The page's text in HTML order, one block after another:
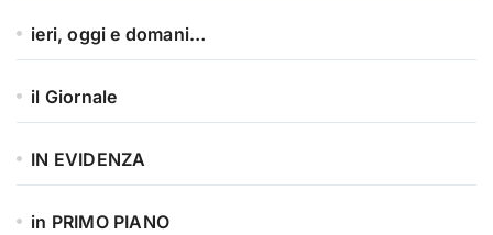
ieri, oggi e domani…
il Giornale
IN EVIDENZA
in PRIMO PIANO